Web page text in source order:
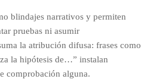
blindajes narrativos y permiten
pruebas ni asumir
la atribución difusa: frases como
la hipótesis de…” instalan
comprobación alguna.